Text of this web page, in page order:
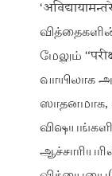
மேலும்
வாயிலாக